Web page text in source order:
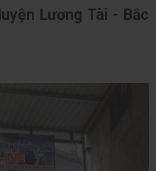
Lương Tài - Bắc